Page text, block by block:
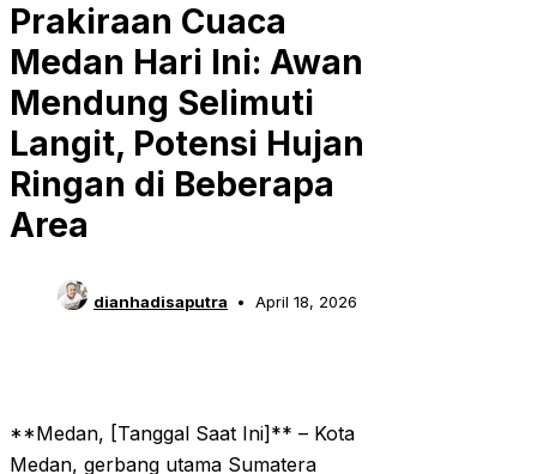
Prakiraan Cuaca
Medan Hari Ini: Awan
Mendung Selimuti
Langit, Potensi Hujan
Ringan di Beberapa
Area
dianhadisaputra April 18, 2026
**Medan, [Tanggal Saat Ini]** – Kota
Medan, gerbang utama Sumatera